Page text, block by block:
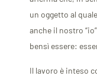
un oggetto al
anche il nostro
bensì essere:
Il lavoro è inteso